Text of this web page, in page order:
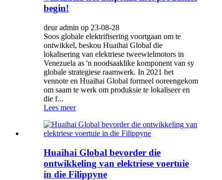
begin!
deur admin op 23-08-28
Soos globale elektrifisering voortgaan om te
ontwikkel, beskou Huaihai Global die
lokalisering van elektriese tweewielmotors in
Venezuela as 'n noodsaaklike komponent van sy
globale strategiese raamwerk. In 2021 het
vennote en Huaihai Global formeel ooreengekom
om saam te werk om produksie te lokaliseer en
die f...
Lees meer
Huaihai Global bevorder die
ontwikkeling van elektriese voertuie
in die Filippyne